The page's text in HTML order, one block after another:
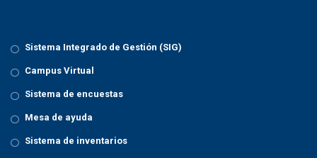
Sistema Integrado de Gestión (SIG)
Campus Virtual
Sistema de encuestas
Mesa de ayuda
Sistema de inventarios